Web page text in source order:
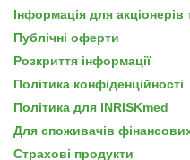
Інформація для акціонерів
Публічні оферти
Розкриття інформації
Політика конфіденційності
Політика для INRISKmed
Для споживачів
Страхові продукти